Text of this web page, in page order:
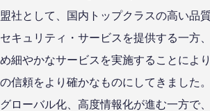
盟社として、国内トップクラスの高い品
セキュリティ・サービスを提供する一方
め細やかなサービスを実施することによ
の信頼をより確かなものにしてきました。
グローバル化、高度情報化が進む一方で